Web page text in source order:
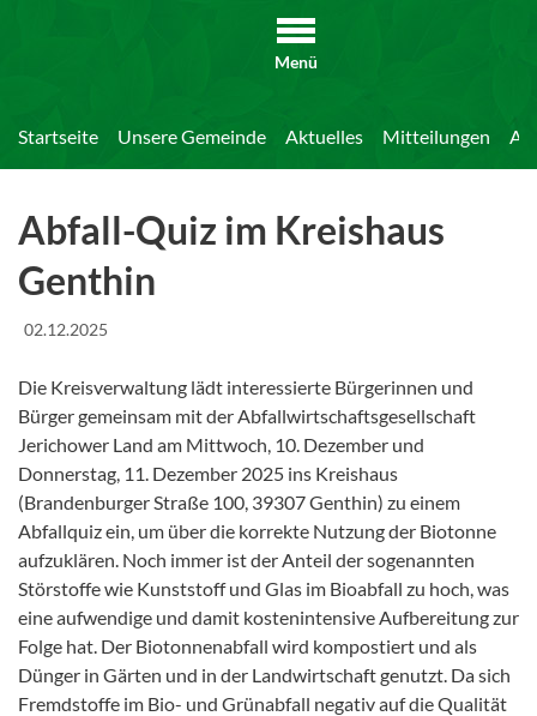
Menü
Startseite Unsere Gemeinde Aktuelles Mitteilungen
Abfall-Quiz im Kreishaus
Genthin
02.12.2025
Die Kreisverwaltung lädt interessierte Bürgerinnen und
Bürger gemeinsam mit der Abfallwirtschaftsgesellschaft
Jerichower Land am Mittwoch, 10. Dezember und
Donnerstag, 11. Dezember 2025 ins Kreishaus
(Brandenburger Straße 100, 39307 Genthin) zu einem
Abfallquiz ein, um über die korrekte Nutzung der Biotonne
aufzuklären. Noch immer ist der Anteil der sogenannten
Störstoffe wie Kunststoff und Glas im Bioabfall zu hoch, was
eine aufwendige und damit kostenintensive Aufbereitung zur
Folge hat. Der Biotonnenabfall wird kompostiert und als
Dünger in Gärten und in der Landwirtschaft genutzt. Da sich
Fremdstoffe im Bio- und Grünabfall negativ auf die Qualität